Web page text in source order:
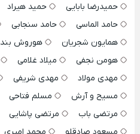
حمیدرضا بابایی
حمید هیراد
حامد الماسی
حامد سنجابی
همایون شجریان
هوروش بند
هومن نجفی
میلاد غلامی
مهدی مولاد
مهدی شریفی
مسیح و آرش
مسلم فتاحی
مرتضی باب
مرتضی پاشایی